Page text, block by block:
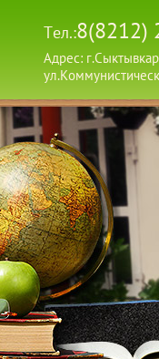
Тел.:8(8212)
Адрес: